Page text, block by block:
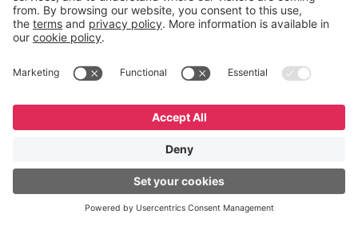
Memphis
Eduardo Ribeiro
CEO
uma solução 360°, que permite
logística reversa. Podemos
verificar, analisar, recondicionar e
reintegrar equipamentos à cadeia,